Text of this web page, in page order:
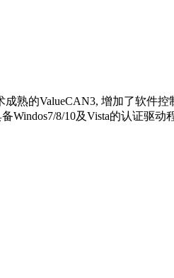
熟的ValueCAN3, 增加了软件
Windos7/8/10及Vista的认证驱